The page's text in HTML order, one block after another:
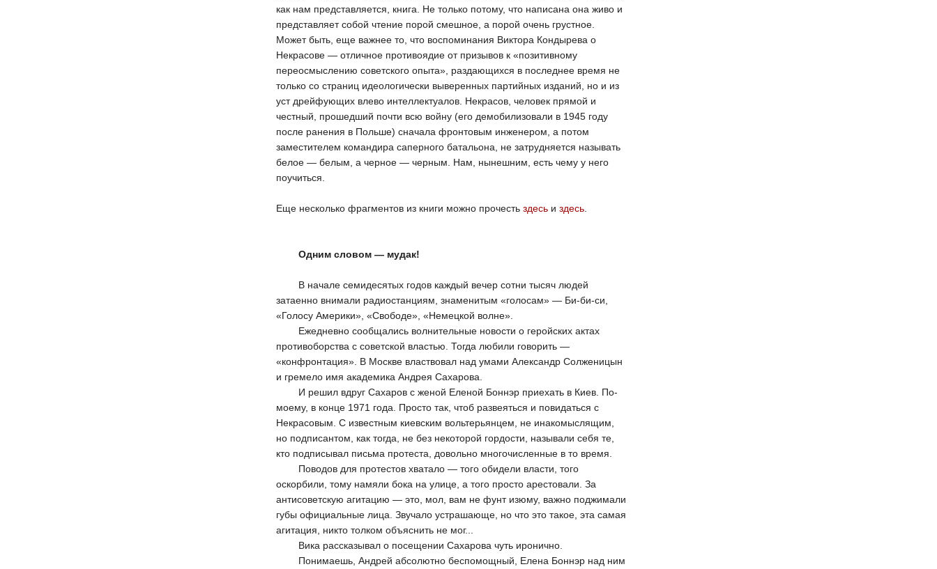
как нам представляется, книга. Не только потому, что написана она живо и
представляет собой чтение порой смешное, а порой очень грустное.
Может быть, еще важнее то, что воспоминания Виктора Кондырева о
Некрасове — отличное противоядие от призывов к «позитивному
переосмыслению советского опыта», раздающихся в последнее время не
только со страниц идеологически выверенных партийных изданий, но и из
уст дрейфующих влево интеллектуалов. Некрасов, человек прямой и
честный, прошедший почти всю войну (его демобилизовали в 1945 году
после ранения в Польше) сначала фронтовым инженером, а потом
заместителем командира саперного батальона, не затрудняется называть
белое — белым, а черное — черным. Нам, нынешним, есть чему у него
поучиться.
Еще несколько фрагментов из книги можно прочесть здесь и здесь
Одним словом — мудак!
В начале семидесятых годов каждый вечер сотни тысяч людей
затаенно внимали радиостанциям, знаменитым «голосам» — Би-би-си,
«Голосу Америки», «Свободе», «Немецкой волне».
Ежедневно сообщались волнительные новости о геройских актах
противоборства с советской властью. Тогда любили говорить —
«конфронтация». В Москве властвовал над умами Александр Солженицын
и гремело имя академика Андрея Сахарова.
И решил вдруг Сахаров с женой Еленой Боннэр приехать в Киев. По-
моему, в конце 1971 года. Просто так, чтоб развеяться и повидаться с
Некрасовым. С известным киевским вольтерьянцем, не инакомыслящим,
но подписантом, как тогда, не без некоторой гордости, называли себя те,
кто подписывал письма протеста, довольно многочисленные в то время.
Поводов для протестов хватало — того обидели власти, того
оскорбили, тому намяли бока на улице, а того просто арестовали. За
антисоветскую агитацию — это, мол, вам не фунт изюму, важно поджимали
губы официальные лица. Звучало устрашающе, но что это такое, эта самая
агитация, никто толком объяснить не мог...
Вика рассказывал о посещении Сахарова чуть иронично.
Понимаешь, Андрей абсолютно беспомощный, Елена Боннэр над ним